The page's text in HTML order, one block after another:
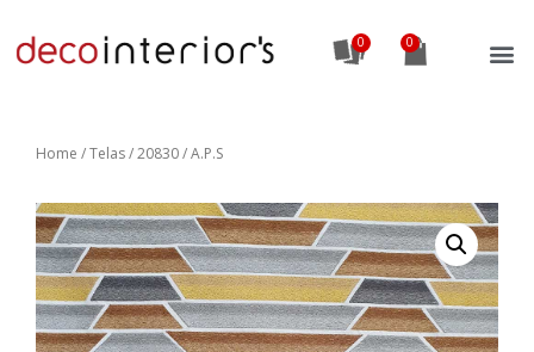
0
Home /Telas/ 20830 / A.P.S